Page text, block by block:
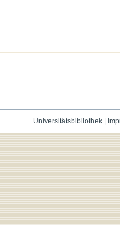
Universitätsbibliothek|